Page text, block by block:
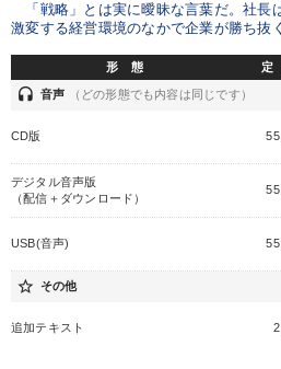
「戦略」とは実に曖昧な言葉だ。社長
激変する経営環境のなかで企業が勝ち抜
形 態 定
headset 音声 （どの形態でも内容は同じです）
CD版
デジタル音声版
（配信＋ダウンロード）
USB(音声)
star_border その他
追加テキスト